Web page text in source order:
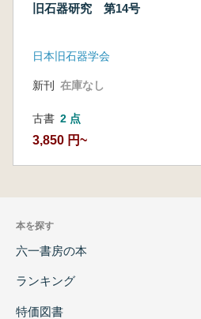
旧石器研究 第14号
日本旧石器学会
新刊 在庫なし
古書 2 点
3,850 円~
本を探す
六一書房の本
ランキング
特価図書